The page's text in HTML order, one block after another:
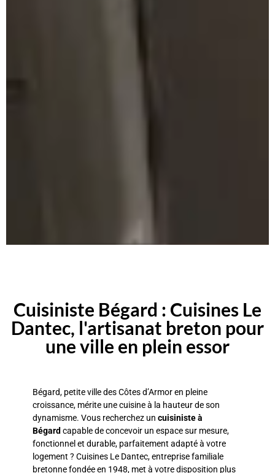
Cuisiniste Bégard : Cuisines Le
Dantec, l'artisanat breton pour
une ville en plein essor
Bégard, petite ville des Côtes d’Armor en pleine
croissance, mérite une cuisine à la hauteur de son
dynamisme. Vous recherchez un cuisiniste à
Bégard capable de concevoir un espace sur mesure,
fonctionnel et durable, parfaitement adapté à votre
logement ? Cuisines Le Dantec, entreprise familiale
bretonne fondée en 1948, met à votre disposition plus